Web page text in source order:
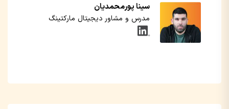
سینا پورمحمدیان
مدرس و مشاور دیجیتال مارکتینگ